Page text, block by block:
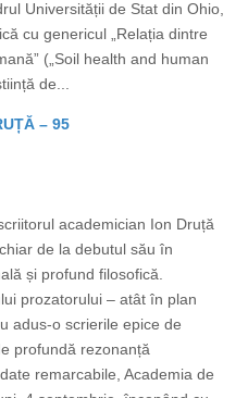
Universității de Stat din Ohio,
cu genericul „Relația dintre
(„Soil health and human
de...
– 95
academician Ion Druță
de la debutul său în
și profund filosofică.
prozatorului – atât în plan
adus-o scrierile epice de
profundă rezonanță
remarcabile, Academia de